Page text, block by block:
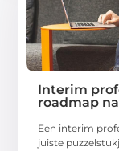
Interim
roadmap
Een interim
juiste